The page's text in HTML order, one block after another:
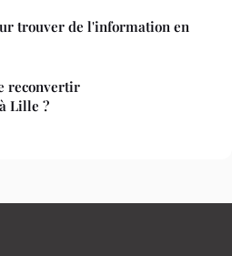
trouver de l'information en
reconvertir
Lille ?